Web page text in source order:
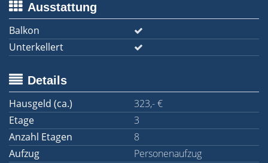
Ausstattung
Balkon
Unterkellert
Details
Hausgeld (ca.)
323,- €
Etage
3
Anzahl Etagen
8
Aufzug
Personenaufzug